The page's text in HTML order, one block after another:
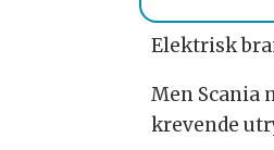
Elektrisk
Men Scania
krevende